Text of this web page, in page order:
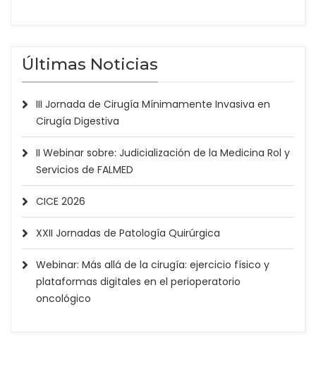
Últimas Noticias
III Jornada de Cirugía Mínimamente Invasiva en
Cirugía Digestiva
II Webinar sobre: Judicialización de la Medicina Rol y
Servicios de FALMED
CICE 2026
XXII Jornadas de Patología Quirúrgica
Webinar: Más allá de la cirugía: ejercicio físico y
plataformas digitales en el perioperatorio
oncológico